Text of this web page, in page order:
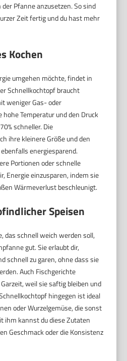
Pfanne anzusetzen. So sind
Zeit fertig und du hast mehr
Kochen
umgehen möchte, findet in
Schnellkochtopf braucht
weniger Gas- oder
Temperatur und den Druck
schneller. Die
ihre kleinere Größe und den
energiesparend.
Portionen oder schnelle
Energie einzusparen, indem sie
Wärmeverlust beschleunigt.
Speisen
das schnell weich werden soll,
gut. Sie erlaubt dir,
schnell zu garen, ohne dass sie
Auch Fischgerichte
weil sie saftig bleiben und
hingegen ist ideal
oder Wurzelgemüse, die sonst
ihm kannst du diese Zutaten
Geschmack oder die Konsistenz